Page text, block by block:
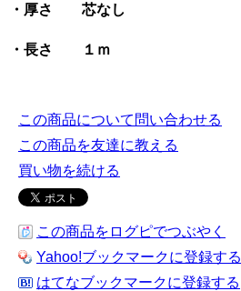
・厚さ 芯なし
・長さ １ｍ
この商品について問い合わせる
この商品を友達に教える
買い物を続ける
この商品をログピでつぶやく
Yahoo!ブックマークに登録する
はてなブックマークに登録する